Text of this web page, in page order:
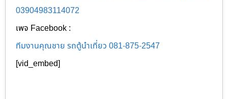
03904983114072
เพจ Facebook :
ทีมงานคุณชาย รถตู้นำเที่ยว 081-875-2547
[vid_embed]